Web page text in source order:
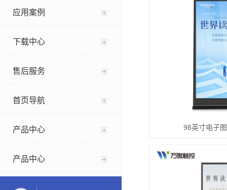
应用案例
下载中心
售后服务
首页导航
产品中心
产品中心
98英寸电子